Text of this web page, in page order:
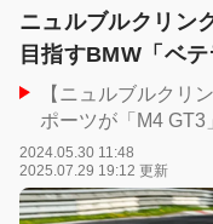
ニュルブルクリン
目指すBMW「ベ
【ニュルブルクリ
ポーツが「M4
2024.05.30 11:48
2025.07.29 19:12 更新